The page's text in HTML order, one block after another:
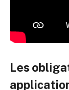
Les